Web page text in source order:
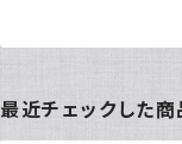
最近チェックした商